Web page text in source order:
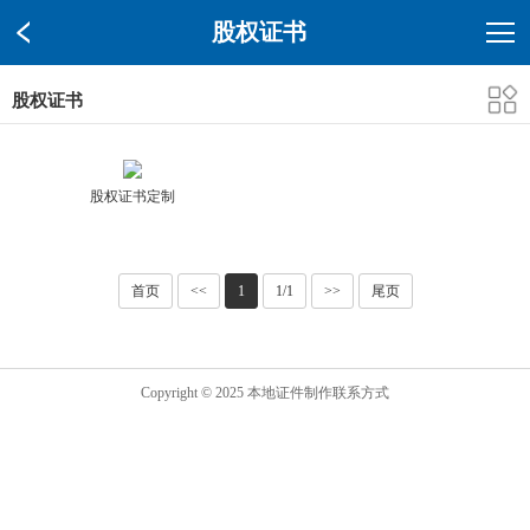
股权证书
股权证书
股权证书定制
首页 << 1 1/1 >> 尾页
Copyright © 2025 本地证件制作联系方式